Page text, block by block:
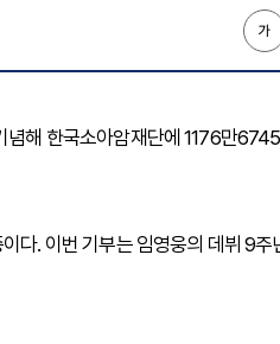
념해 한국소아암재단에 1176만
다. 이번 기부는 임영웅의 데뷔 9주